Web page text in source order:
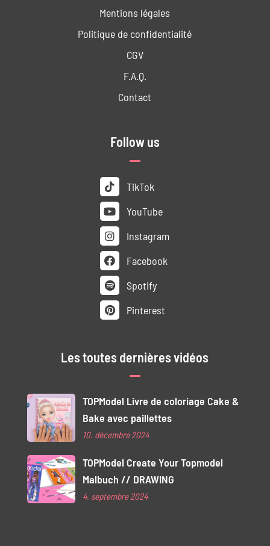
Mentions légales
Politique de confidentialité
CGV
F.A.Q.
Contact
Follow us
TikTok
YouTube
Instagram
Facebook
Spotify
Pinterest
Les toutes dernières vidéos
TOPModel Livre de coloriage Cake &
Bake avec paillettes
10. décembre 2024
TOPModel Create Your Topmodel
Malbuch // DRAWING
4. septembre 2024